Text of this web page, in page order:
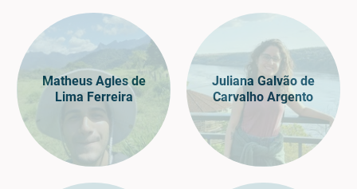
Matheus Agles de
Lima Ferreira
Juliana Galvão de
Carvalho Argento